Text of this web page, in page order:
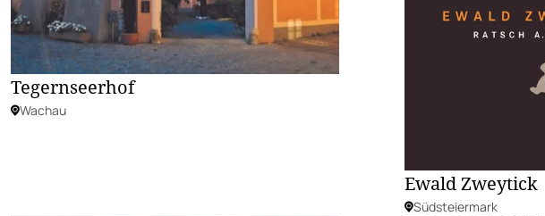
Tegernseerhof
Wachau
Ewald Zweytick
Südsteiermark